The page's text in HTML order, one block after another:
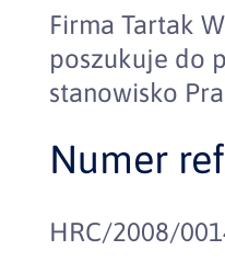
Firma Tartak
poszukuje do
stanowisko
Numer
HRC/2008/